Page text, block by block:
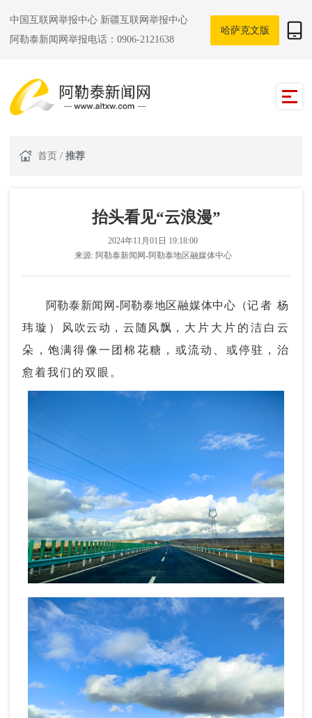
中国互联网举报中心 新疆互联网举报中心
阿勒泰新闻网举报电话：0906-2121638
哈萨克文版
首页 / 推荐
抬头看见“云浪漫”
2024年11月01日 19:18:00
来源: 阿勒泰新闻网-阿勒泰地区融媒体中心
阿勒泰新闻网-阿勒泰地区融媒体中心（记者 杨
玮璇）
风吹云动，云随风飘， 大片大片的洁白云
朵， 饱满得像一团棉花糖， 或流动、或停驻， 治
愈着我们的双眼。